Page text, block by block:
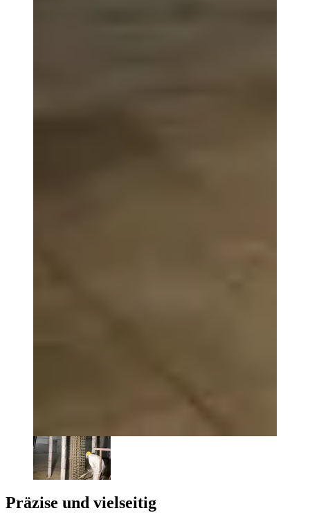
Präzise und vielseitig